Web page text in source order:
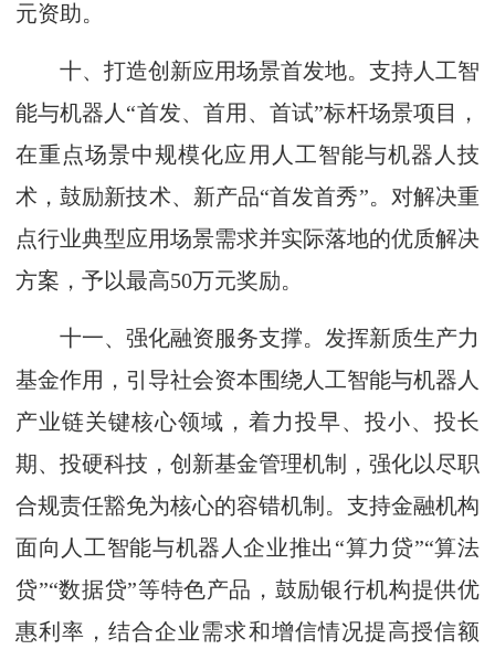
元资助。
十、打造创新应用场景首发地。支持人工智
能与机器人“首发、首用、首试”标杆场景项目，
在重点场景中规模化应用人工智能与机器人技
术，鼓励新技术、新产品“首发首秀”。对解决重
点行业典型应用场景需求并实际落地的优质解决
方案，予以最高50万元奖励。
十一、强化融资服务支撑。发挥新质生产力
基金作用，引导社会资本围绕人工智能与机器人
产业链关键核心领域，着力投早、投小、投长
期、投硬科技，创新基金管理机制，强化以尽职
合规责任豁免为核心的容错机制。支持金融机构
面向人工智能与机器人企业推出“算力贷”“算法
贷”“数据贷”等特色产品，鼓励银行机构提供优
惠利率，结合企业需求和增信情况提高授信额